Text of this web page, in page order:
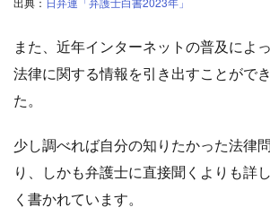
また、近年インターネットの普及によ
法律に関する情報を引き出すことがで
た。
少し調べれば自分の知りたかった法律
り、しかも弁護士に直接聞くよりも詳
く書かれています。